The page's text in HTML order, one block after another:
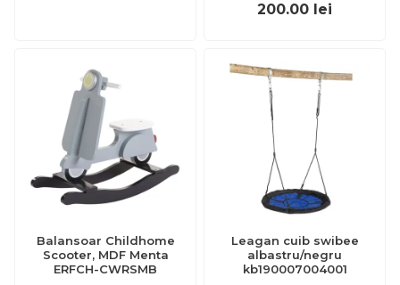
200.00 lei
Balansoar Childhome
Scooter, MDF Menta
ERFCH-CWRSMB
Leagan cuib swibee
albastru/negru
kb190007004001